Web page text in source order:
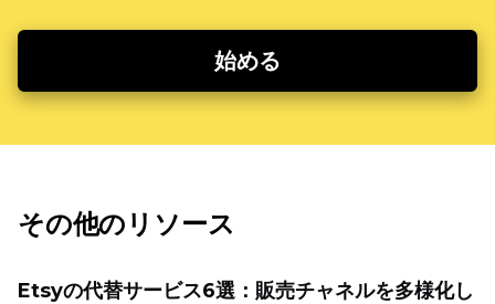
始める
その他のリソース
Etsyの代替サービス6選：販売チャネルを多様化し